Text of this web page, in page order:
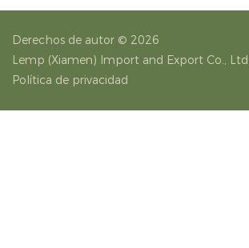
Derechos de autor © 2026
Lemp (Xiamen) Import and Export Co., Ltd.
Política de privacidad